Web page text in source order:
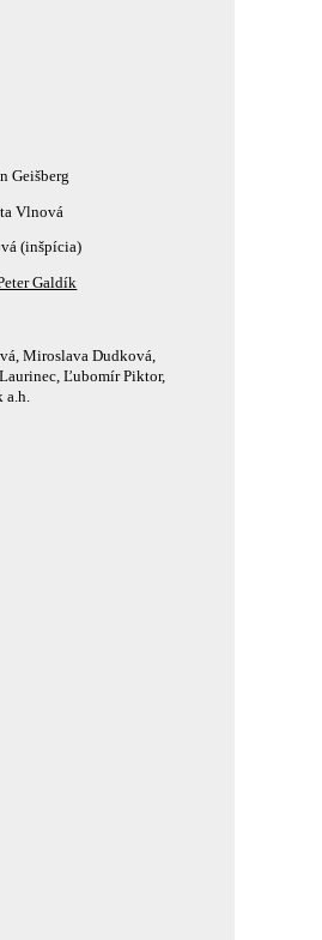
Geišberg
Vlnová
(inšpícia)
Galdík
Miroslava Dudková,
Ľubomír Piktor,
a.h.